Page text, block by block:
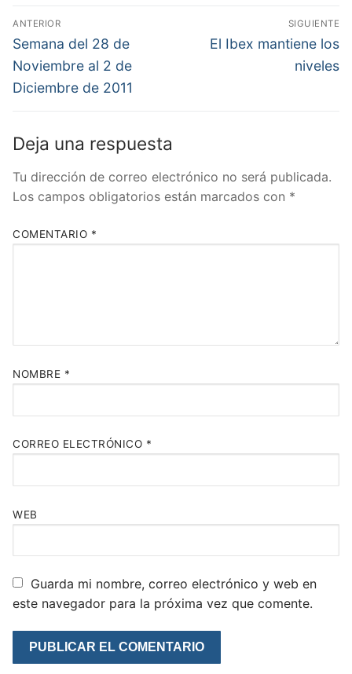
Navegación
de
entradas
ANTERIOR
Entrada
anterior:
Semana del 28 de
Noviembre al 2 de
Diciembre de 2011
SIGUIENTE
Entrada
El Ibex mantiene los
niveles
Deja una respuesta
Tu dirección de correo electrónico no será publicada.
Los campos obligatorios están marcados con *
COMENTARIO *
NOMBRE *
CORREO ELECTRÓNICO *
WEB
Guarda mi nombre, correo electrónico y web en
este navegador para la próxima vez que comente.